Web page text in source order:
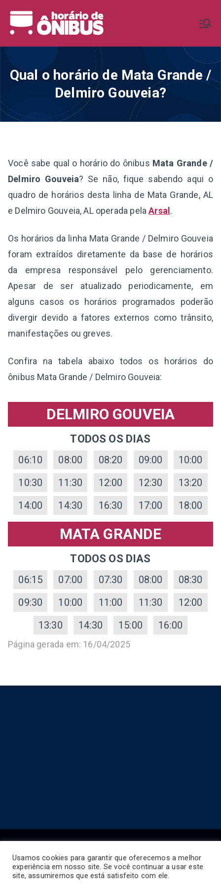
para
Ônibus BR
Horários de Ônibus de todo o
Qual o horário de Mata Grande /
Delmiro Gouveia?
Você sabe qual o horário do ônibus Mata Grande /
Delmiro Gouveia? Se não, fique sabendo aqui o
quadro de horários desta linha de Mata Grande, AL
e Delmiro Gouveia, AL operada pelaArsal.
Os horários da linha Mata Grande / Delmiro Gouveia
foram extraídos diretamente da base de horários
da empresa responsável pelo gerenciamento.
Apesar de ser atualizado periodicamente, em
alguns casos os horários programados poderão
divergir devido a fatores externos como trânsito,
manifestações ou greves.
Confira na tabela abaixo todos os horários do
ônibus Mata Grande / Delmiro Gouveia:
DELMIRO GOUVEIA
TODOS OS DIAS
06:10 08:00 08:20 09:00
10:00
10:30
11:30 12:00 12:30
13:20
14:00
14:30 16:30 17:00 18:00
MATA GRANDE
TODOS OS DIAS
06:15 07:00 07:30 08:00
08:30
09:30
10:00 11:00 11:30
12:00
13:30
14:30 15:00 16:00
Página gerada em: 16/04/2025
Copyright © 2026 Horário de Ônibus BR
Usamos cookies para garantir que oferecemos a melhor
experiência em nosso site. Se você continuar a usar este
site, assumiremos que está satisfeito com ele.